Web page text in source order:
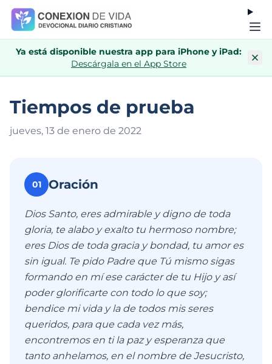
Ya está disponible nuestra app para iPhone y iPad:
Descárgala en el App Store
Tiempos de prueba
jueves, 13 de enero de 2022
01 Oración
Dios Santo, eres admirable y digno de toda
gloria, te alabo y exalto tu hermoso nombre;
eres Dios de toda gracia y bondad, tu amor es
sin igual. Te pido Padre que Tú mismo sigas
formando en mí ese carácter de tu Hijo y así
poder glorificarte con todo lo que soy;
bendice mi vida y la de todos mis seres
queridos, para que cada vez más,
encontremos en ti la paz y esperanza que
tanto anhelamos, en el nombre de Jesucristo,